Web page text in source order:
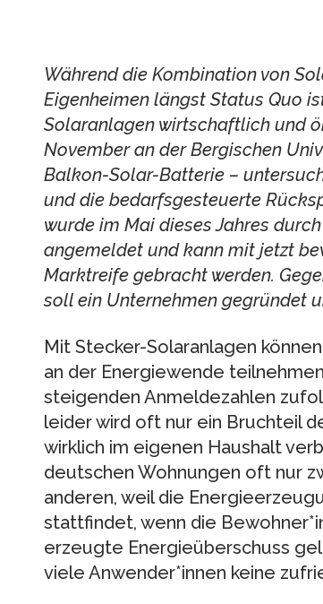
Während die Kombination von
Eigenheimen längst Status Quo
Solaranlagen wirtschaftlich und
November an der Bergischen
Balkon-Solar-Batterie –
und die bedarfsgesteuerte
wurde im Mai dieses Jahres
angemeldet und kann mit jetzt
Marktreife gebracht werden.
soll ein Unternehmen gegründet
Mit Stecker-Solaranlagen
an der Energiewende
steigenden Anmeldezahlen
leider wird oft nur ein Bruchteil
wirklich im eigenen Haushalt
deutschen Wohnungen oft nur
anderen, weil die
stattfindet, wenn die
erzeugte Energieüberschuss
viele Anwender*innen keine